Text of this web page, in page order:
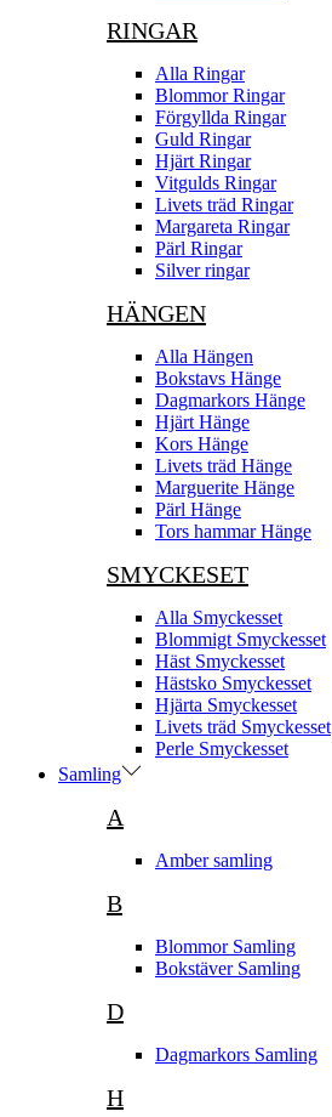
RINGAR
Alla Ringar
Blommor Ringar
Förgyllda Ringar
Guld Ringar
Hjärt Ringar
Vitgulds Ringar
Livets träd Ringar
Margareta Ringar
Pärl Ringar
Silver ringar
HÄNGEN
Alla Hängen
Bokstavs Hänge
Dagmarkors Hänge
Hjärt Hänge
Kors Hänge
Livets träd Hänge
Marguerite Hänge
Pärl Hänge
Tors hammar Hänge
SMYCKESET
Alla Smyckesset
Blommigt Smyckesset
Häst Smyckesset
Hästsko Smyckesset
Hjärta Smyckesset
Livets träd Smyckesset
Perle Smyckesset
Samling
A
Amber samling
B
Blommor Samling
Bokstäver Samling
D
Dagmarkors Samling
H